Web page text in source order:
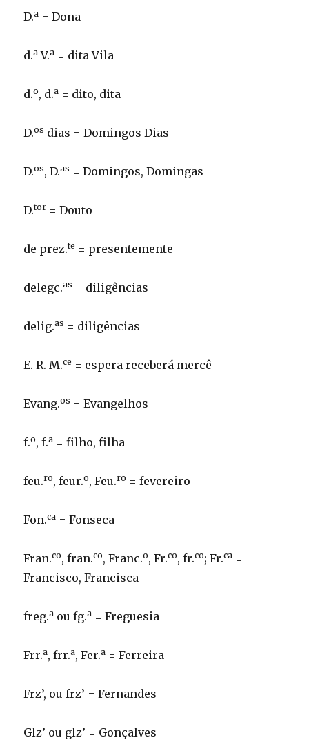
D.a = Dona
d.a V.a = dita Vila
d.o, d.a = dito, dita
D.os dias = Domingos Dias
D.os, D.as = Domingos, Domingas
D.tor = Douto
de prez.te = presentemente
delegc.as = diligências
delig.as = diligências
E. R. M.ce = espera receberá mercê
Evang.os = Evangelhos
f.o, f.a = filho, filha
feu.ro, feur.o, Feu.ro = fevereiro
Fon.ca = Fonseca
Fran.co, fran.co, Franc.o, Fr.co, fr.co; Fr.ca =
Francisco, Francisca
freg.a ou fg.a = Freguesia
Frr.a, frr.a, Fer.a = Ferreira
Frz’, ou frz’ = Fernandes
Glz’ ou glz’ = Gonçalves